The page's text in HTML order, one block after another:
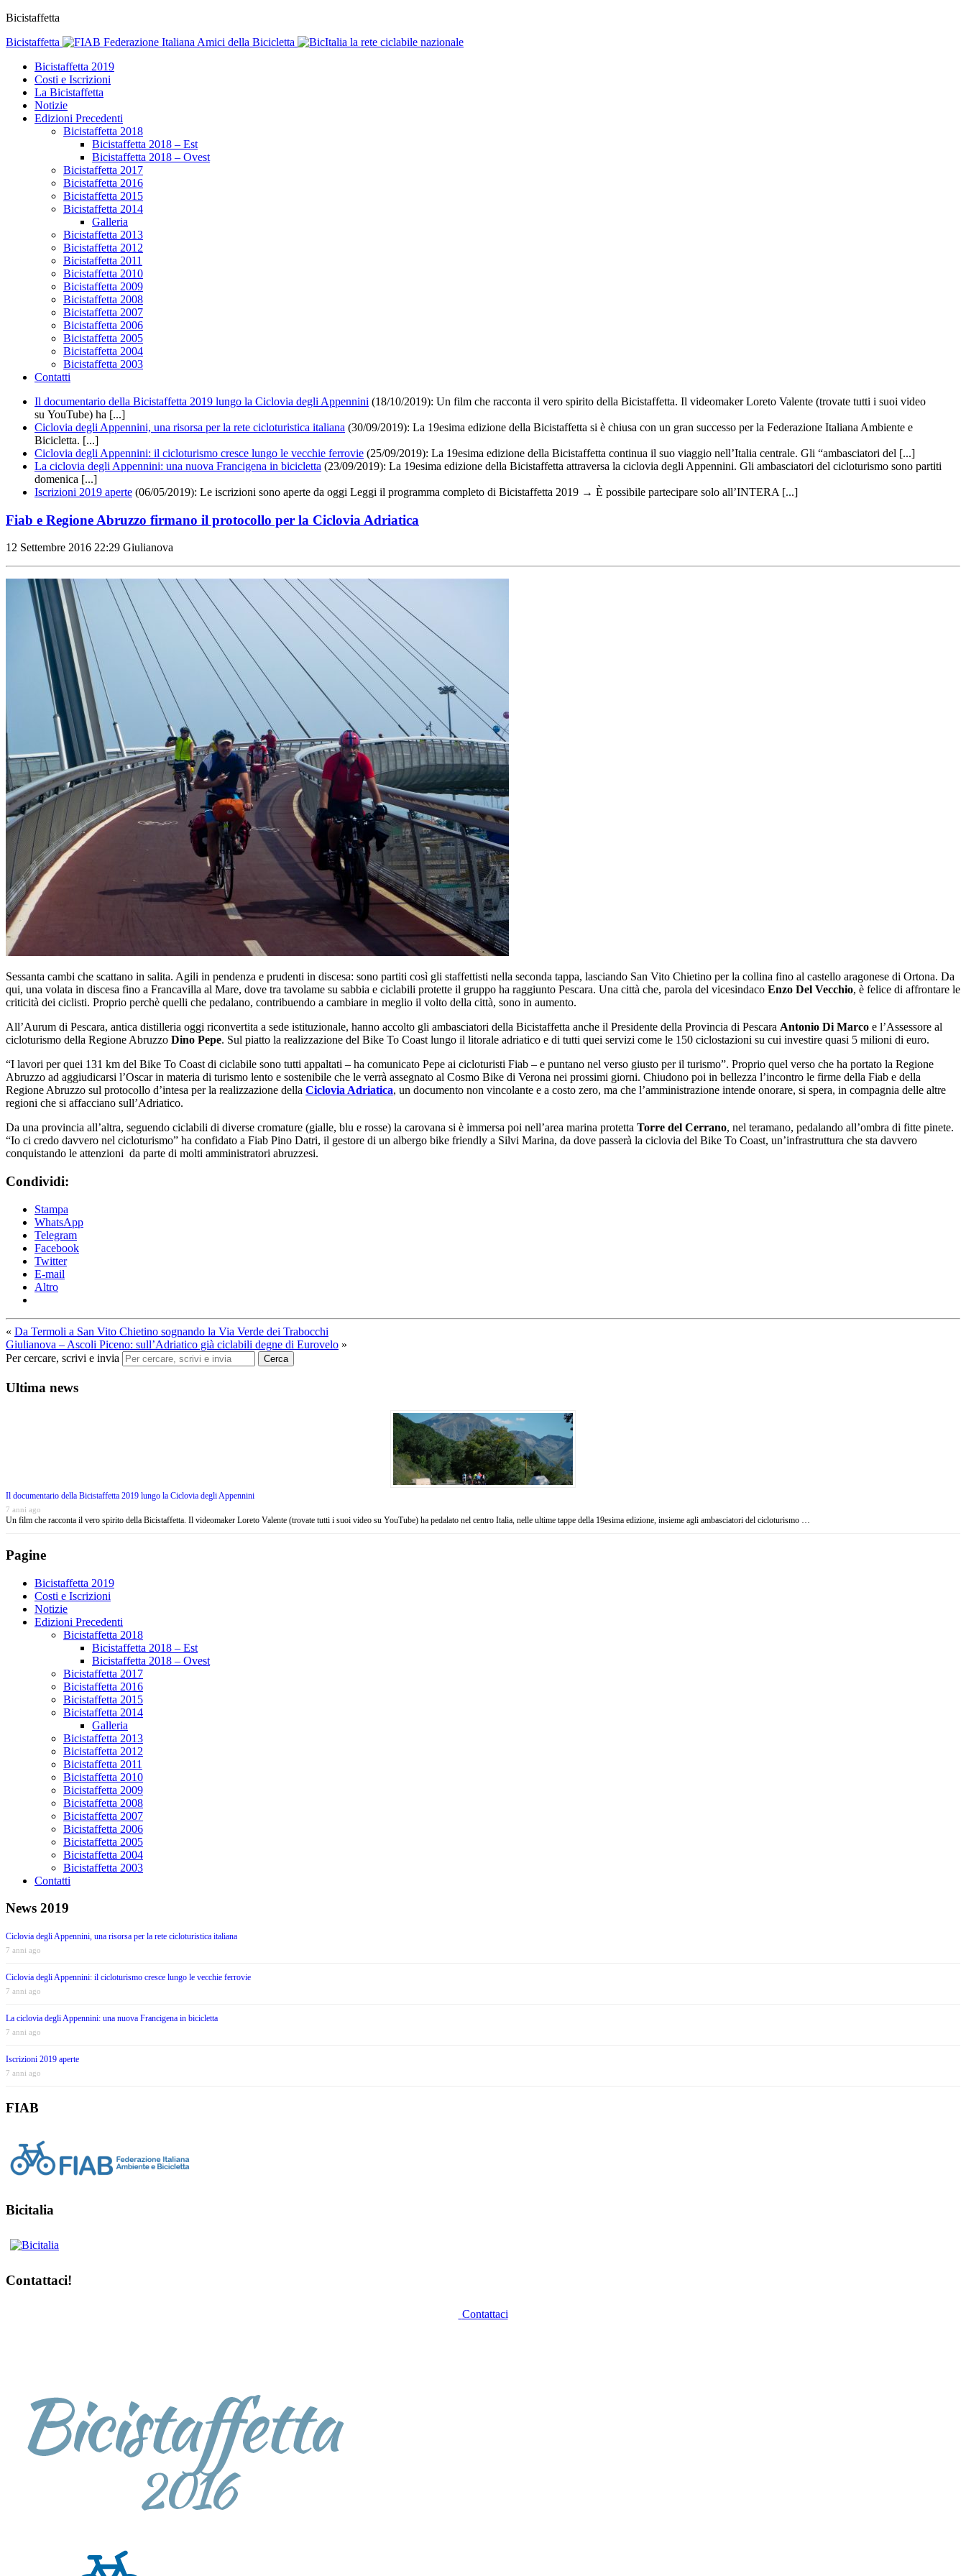
Bicistaffetta
Bicistaffetta
Federazione Italiana Amici della Bicicletta
la rete ciclabile nazionale
Bicistaffetta 2019
Costi e Iscrizioni
La Bicistaffetta
Notizie
Edizioni Precedenti
Bicistaffetta 2018
Bicistaffetta 2018 – Est
Bicistaffetta 2018 – Ovest
Bicistaffetta 2017
Bicistaffetta 2016
Bicistaffetta 2015
Bicistaffetta 2014
Galleria
Bicistaffetta 2013
Bicistaffetta 2012
Bicistaffetta 2011
Bicistaffetta 2010
Bicistaffetta 2009
Bicistaffetta 2008
Bicistaffetta 2007
Bicistaffetta 2006
Bicistaffetta 2005
Bicistaffetta 2004
Bicistaffetta 2003
Contatti
Il documentario della Bicistaffetta 2019 lungo la Ciclovia degli Appennini (18/10/2019): Un film che racconta il vero spirito della Bicistaffetta. Il videomaker Loreto Valente (trovate tutti i suoi video
su YouTube) ha [...]
Ciclovia degli Appennini, una risorsa per la rete cicloturistica italiana (30/09/2019): La 19esima edizione della Bicistaffetta si è chiusa con un gran successo per la Federazione Italiana Ambiente e
Bicicletta. [...]
Ciclovia degli Appennini: il cicloturismo cresce lungo le vecchie ferrovie (25/09/2019): La 19esima edizione della Bicistaffetta continua il suo viaggio nell’Italia centrale. Gli “ambasciatori del [...]
La ciclovia degli Appennini: una nuova Francigena in bicicletta (23/09/2019): La 19esima edizione della Bicistaffetta attraversa la ciclovia degli Appennini. Gli ambasciatori del cicloturismo sono partiti
domenica [...]
Iscrizioni 2019 aperte (06/05/2019): Le iscrizioni sono aperte da oggi Leggi il programma completo di Bicistaffetta 2019 → È possibile partecipare solo all’INTERA [...]
Fiab e Regione Abruzzo firmano il protocollo per la Ciclovia Adriatica
12 Settembre 2016 22:29 Giulianova
Sessanta cambi che scattano in salita. Agili in pendenza e prudenti in discesa: sono partiti così gli staffettisti nella seconda tappa, lasciando San Vito Chietino per la collina fino al castello aragonese di Ortona. Da
qui, una volata in discesa fino a Francavilla al Mare, dove tra tavolame su sabbia e ciclabili protette il gruppo ha raggiunto Pescara. Una città che, parola del vicesindaco Enzo Del Vecchio, è felice di affrontare le
criticità dei ciclisti. Proprio perchè quelli che pedalano, contribuendo a cambiare in meglio il volto della città, sono in aumento.
All’Aurum di Pescara, antica distilleria oggi riconvertita a sede istituzionale, hanno accolto gli ambasciatori della Bicistaffetta anche il Presidente della Provincia di Pescara Antonio Di Marco e l’Assessore al
cicloturismo della Regione Abruzzo Dino Pepe. Sul piatto la realizzazione del Bike To Coast lungo il litorale adriatico e di tutti quei servizi come le 150 ciclostazioni su cui investire quasi 5 milioni di euro.
“I lavori per quei 131 km del Bike To Coast di ciclabile sono tutti appaltati – ha comunicato Pepe ai cicloturisti Fiab – e puntano nel verso giusto per il turismo”. Proprio quel verso che ha portato la Regione
Abruzzo ad aggiudicarsi l’Oscar in materia di turismo lento e sostenibile che le verrà assegnato al Cosmo Bike di Verona nei prossimi giorni. Chiudono poi in bellezza l’incontro le firme della Fiab e della
Regione Abruzzo sul protocollo d’intesa per la realizzazione della Ciclovia Adriatica, un documento non vincolante e a costo zero, ma che l’amministrazione intende onorare, si spera, in compagnia delle altre
regioni che si affacciano sull’Adriatico.
Da una provincia all’altra, seguendo ciclabili di diverse cromature (gialle, blu e rosse) la carovana si è immersa poi nell’area marina protetta Torre del Cerrano, nel teramano, pedalando all’ombra di fitte pinete.
“Io ci credo davvero nel cicloturismo” ha confidato a Fiab Pino Datri, il gestore di un albergo bike friendly a Silvi Marina, da dove passerà la ciclovia del Bike To Coast, un’infrastruttura che sta davvero
conquistando le attenzioni da parte di molti amministratori abruzzesi.
Condividi:
Stampa
WhatsApp
Telegram
Facebook
Twitter
E-mail
Altro
« Da Termoli a San Vito Chietino sognando la Via Verde dei Trabocchi
Giulianova – Ascoli Piceno: sull’Adriatico già ciclabili degne di Eurovelo »
Per cercare, scrivi e invia
Cerca
Ultima news
Il documentario della Bicistaffetta 2019 lungo la Ciclovia degli Appennini
7 anni ago
Un film che racconta il vero spirito della Bicistaffetta. Il videomaker Loreto Valente (trovate tutti i suoi video su YouTube) ha pedalato nel centro Italia, nelle ultime tappe della 19esima edizione, insieme agli ambasciatori del cicloturismo …
Pagine
Bicistaffetta 2019
Costi e Iscrizioni
Notizie
Edizioni Precedenti
Bicistaffetta 2018
Bicistaffetta 2018 – Est
Bicistaffetta 2018 – Ovest
Bicistaffetta 2017
Bicistaffetta 2016
Bicistaffetta 2015
Bicistaffetta 2014
Galleria
Bicistaffetta 2013
Bicistaffetta 2012
Bicistaffetta 2011
Bicistaffetta 2010
Bicistaffetta 2009
Bicistaffetta 2008
Bicistaffetta 2007
Bicistaffetta 2006
Bicistaffetta 2005
Bicistaffetta 2004
Bicistaffetta 2003
Contatti
News 2019
Ciclovia degli Appennini, una risorsa per la rete cicloturistica italiana
7 anni ago
Ciclovia degli Appennini: il cicloturismo cresce lungo le vecchie ferrovie
7 anni ago
La ciclovia degli Appennini: una nuova Francigena in bicicletta
7 anni ago
Iscrizioni 2019 aperte
7 anni ago
FIAB
Bicitalia
Contattaci!
Contattaci